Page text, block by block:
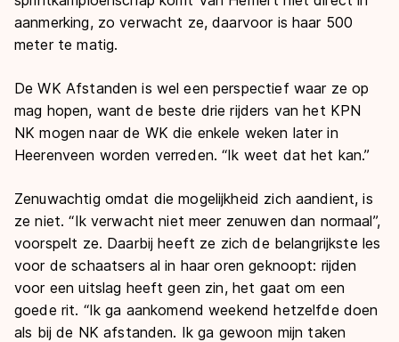
aanmerking, zo verwacht ze, daarvoor is haar 500
meter te matig.
De WK Afstanden is wel een perspectief waar ze op
mag hopen, want de beste drie rijders van het KPN
NK mogen naar de WK die enkele weken later in
Heerenveen worden verreden. “Ik weet dat het kan.”
Zenuwachtig omdat die mogelijkheid zich aandient, is
ze niet. “Ik verwacht niet meer zenuwen dan normaal”,
voorspelt ze. Daarbij heeft ze zich de belangrijkste les
voor de schaatsers al in haar oren geknoopt: rijden
voor een uitslag heeft geen zin, het gaat om een
goede rit. “Ik ga aankomend weekend hetzelfde doen
als bij de NK afstanden. Ik ga gewoon mijn taken